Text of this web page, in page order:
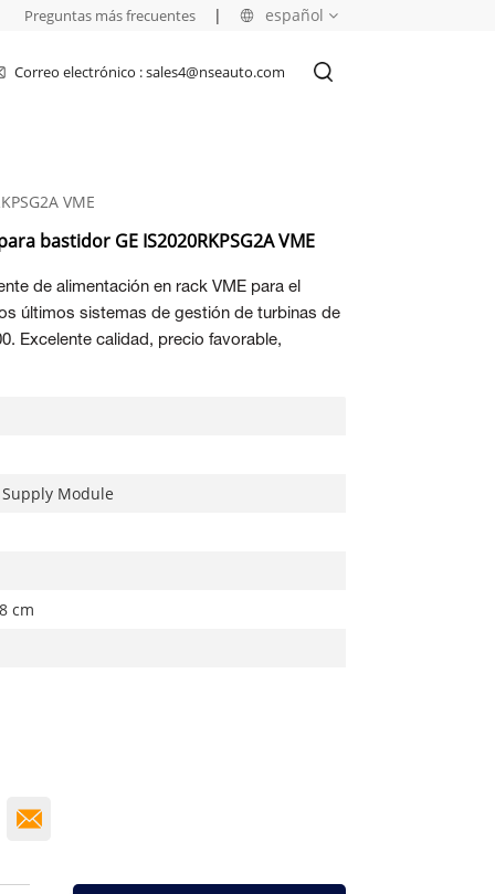
español
العربية
Preguntas más frecuentes |
Correo electrónico : sales4@nseauto.com
VME
bastidor GE IS2020RKPSG2A VME
de alimentación en rack VME para el
últimos sistemas de gestión de turbinas de
Excelente calidad, precio favorable,
Supply Module
cm